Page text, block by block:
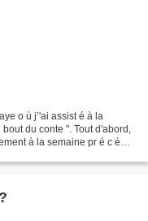
o ù j’'ai assist é à la
du conte ". Tout d'abord,
à la semaine pr é c é